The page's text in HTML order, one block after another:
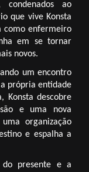
ao
que vive Konsta
como enfermeiro
em se tornar
novos.
um encontro
própria entidade
descobre
e uma nova
organização
e espalha a
do presente e a